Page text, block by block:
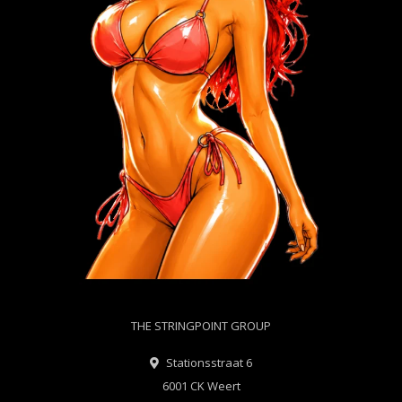
THE STRINGPOINT GROUP
Stationsstraat 6
6001 CK Weert